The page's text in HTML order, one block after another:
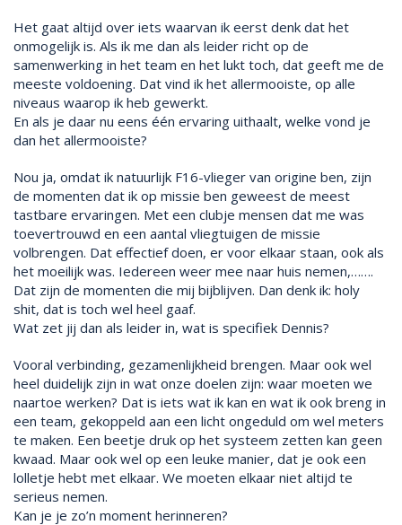
Het gaat altijd over iets waarvan ik eerst denk dat het
onmogelijk is. Als ik me dan als leider richt op de
samenwerking in het team en het lukt toch, dat geeft me de
meeste voldoening. Dat vind ik het allermooiste, op alle
niveaus waarop ik heb gewerkt.
En als je daar nu eens één ervaring uithaalt, welke vond je
dan het allermooiste?
Nou ja, omdat ik natuurlijk F16-vlieger van origine ben, zijn
de momenten dat ik op missie ben geweest de meest
tastbare ervaringen. Met een clubje mensen dat me was
toevertrouwd en een aantal vliegtuigen de missie
volbrengen. Dat effectief doen, er voor elkaar staan, ook als
het moeilijk was. Iedereen weer mee naar huis nemen,…….
Dat zijn de momenten die mij bijblijven. Dan denk ik: holy
shit, dat is toch wel heel gaaf.
Wat zet jij dan als leider in, wat is specifiek Dennis?
Vooral verbinding, gezamenlijkheid brengen. Maar ook wel
heel duidelijk zijn in wat onze doelen zijn: waar moeten we
naartoe werken? Dat is iets wat ik kan en wat ik ook breng in
een team, gekoppeld aan een licht ongeduld om wel meters
te maken. Een beetje druk op het systeem zetten kan geen
kwaad. Maar ook wel op een leuke manier, dat je ook een
lolletje hebt met elkaar. We moeten elkaar niet altijd te
serieus nemen.
Kan je je zo’n moment herinneren?